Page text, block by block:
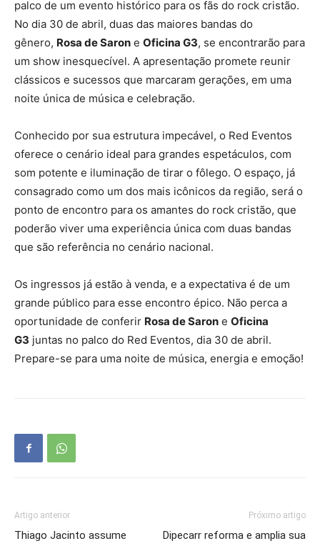
palco de um evento histórico para os fãs do rock cristão.
No dia 30 de abril, duas das maiores bandas do
gênero, Rosa de Saron e Oficina G3, se encontrarão para
um show inesquecível. A apresentação promete reunir
clássicos e sucessos que marcaram gerações, em uma
noite única de música e celebração.
Conhecido por sua estrutura impecável, o Red Eventos
oferece o cenário ideal para grandes espetáculos, com
som potente e iluminação de tirar o fôlego. O espaço, já
consagrado como um dos mais icônicos da região, será o
ponto de encontro para os amantes do rock cristão, que
poderão viver uma experiência única com duas bandas
que são referência no cenário nacional.
Os ingressos já estão à venda, e a expectativa é de um
grande público para esse encontro épico. Não perca a
oportunidade de conferir Rosa de Saron e Oficina
G3 juntas no palco do Red Eventos, dia 30 de abril.
Prepare-se para uma noite de música, energia e emoção!
Artigo anterior
Thiago Jacinto assume
Próximo artigo
Dipecarr reforma e amplia sua